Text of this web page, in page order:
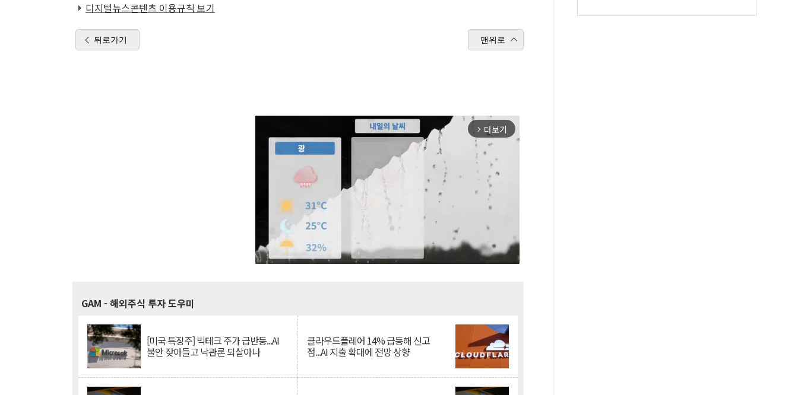
디지털뉴스콘텐츠 이용규칙 보기
뒤로가기 맨위로
arrow_forward_ios 더보기
GAM - 해외주식 투자 도우미
[미국 특징주] 빅테크 주가 급반등...AI
불안 잦아들고 낙관론 되살아나
클라우드플레어 14% 급등해 신고
점...AI 지출 확대에 전망 상향